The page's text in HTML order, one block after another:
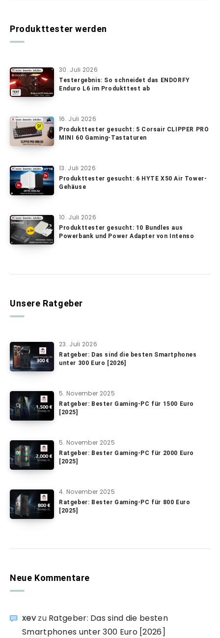
Produkttester werden
30. Juli 2026
Testergebnis: So schneidet das ENDORFY
Enduro L6 im Produkttest ab
16. Juli 2026
Produkttester gesucht: 5 Corsair CLIPPER PRO
MINI 60 Gaming-Tastaturen
13. Juli 2026
Produkttester gesucht: 6 HYTE X50 Air Tower-
Gehäuse
10. Juli 2026
Produkttester gesucht: 10 Bundles aus
Powerbank und Power Adapter von Intenso
Unsere Ratgeber
23. Juli 2026
Ratgeber: Das sind die besten Smartphones
unter 300 Euro [2026]
5. November 2025
Ratgeber: Bester Gaming-PC für 1500 Euro
[2025]
5. November 2025
Ratgeber: Bester Gaming-PC für 2000 Euro
[2025]
4. November 2025
Ratgeber: Bester Gaming-PC für 800 Euro
[2025]
Neue Kommentare
xevzu Ratgeber: Das sind die besten
Smartphones unter 300 Euro [2026]